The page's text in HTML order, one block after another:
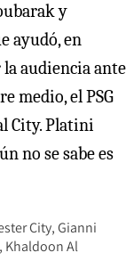
y
ayudó, en
audiencia ante
medio, el PSG
City. Platini
no se sabe es
City Gianni
Khaldoon Al